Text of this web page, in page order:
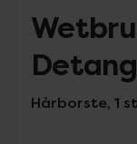
Hårborste, 1 st